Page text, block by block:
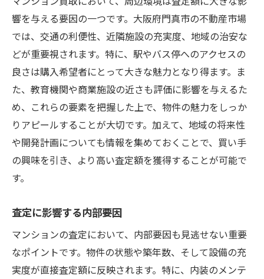
響を与える要因の一つです。大阪府門真市の不動産市場
では、交通の利便性、近隣施設の充実度、地域の治安な
どが重要視されます。特に、駅やバス停へのアクセスの
良さは購入希望者にとって大きな魅力となり得ます。ま
た、教育機関や商業施設の近さも評価に影響を与えるた
め、これらの要素を把握した上で、物件の魅力をしっか
りアピールすることが大切です。加えて、地域の将来性
や開発計画についても情報を集めておくことで、買い手
の興味を引き、より高い査定額を獲得することが可能で
す。
査定に影響する内部要因
マンションの査定において、内部要因も見逃せない重要
なポイントです。物件の状態や築年数、そして設備の充
実度が直接査定額に反映されます。特に、内装のメンテ